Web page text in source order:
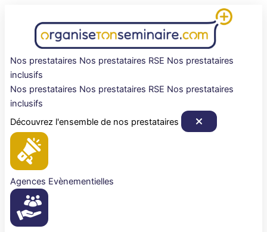
Nos prestataires Nos prestataires RSE Nos prestataires
inclusifs
Nos prestataires Nos prestataires RSE Nos prestataires
inclusifs
Découvrez l'ensemble de nos prestataires
Agences Evènementielles